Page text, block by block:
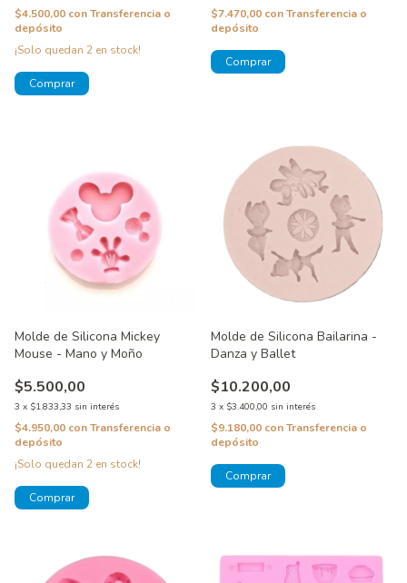
$4.500,00 conTransferencia o
depósito
¡Solo quedan 2 en stock!
$7.470,00 conTransferencia o
depósito
Molde de Silicona Mickey
Mouse - Mano y Moño
$5.500,00
3 x $1.833,33 sin interés
$4.950,00 conTransferencia o
depósito
¡Solo quedan 2 en stock!
Molde de Silicona Bailarina -
Danza y Ballet
$10.200,00
3 x $3.400,00 sin interés
$9.180,00 conTransferencia o
depósito